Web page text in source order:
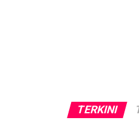
TERKINI